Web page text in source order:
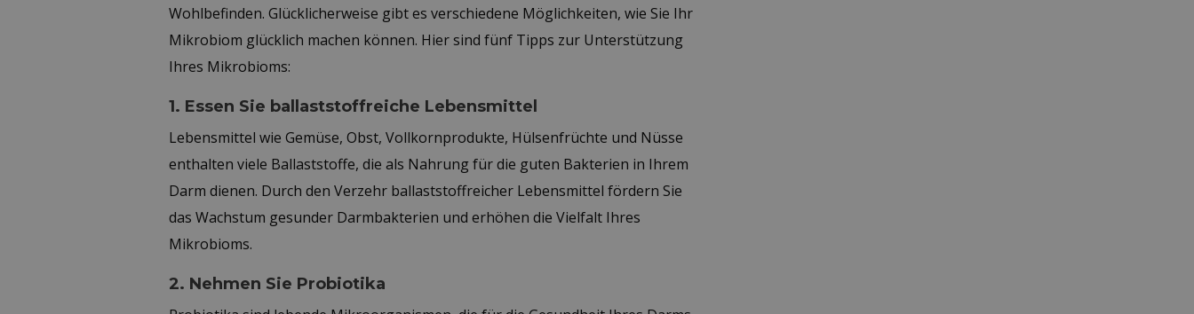
Wohlbefinden. Glücklicherweise gibt es verschiedene Möglichkeiten, wie Sie Ihr
Mikrobiom glücklich machen können. Hier sind fünf Tipps zur Unterstützung
Ihres Mikrobioms:
1. Essen Sie ballaststoffreiche Lebensmittel
Lebensmittel wie Gemüse, Obst, Vollkornprodukte, Hülsenfrüchte und Nüsse
enthalten viele Ballaststoffe, die als Nahrung für die guten Bakterien in Ihrem
Darm dienen. Durch den Verzehr ballaststoffreicher Lebensmittel fördern Sie
das Wachstum gesunder Darmbakterien und erhöhen die Vielfalt Ihres
Mikrobioms.
2. Nehmen Sie Probiotika